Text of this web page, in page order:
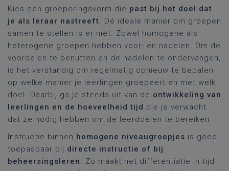
Kies een groeperingsvorm die past bij het doel dat
je als leraar nastreeft. Dé ideale manier om groepen
samen te stellen is er niet. Zowel homogene als
heterogene groepen hebben voor- en nadelen. Om de
voordelen te benutten en de nadelen te ondervangen,
is het verstandig om regelmatig opnieuw te bepalen
op welke manier je leerlingen groepeert en met welk
doel. Daarbij ga je steeds uit van de ontwikkeling van
leerlingen en de hoeveelheid tijd die je verwacht
dat ze nodig hebben om de leerdoelen te bereiken.
Instructie binnen homogene niveaugroepjes is goed
toepasbaar bij directe instructie of bij
beheersingsleren. Zo maakt het differentiatie in tijd